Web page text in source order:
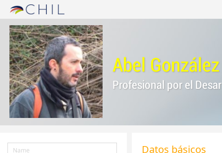
Abel
Profesional por el
Datos básicos